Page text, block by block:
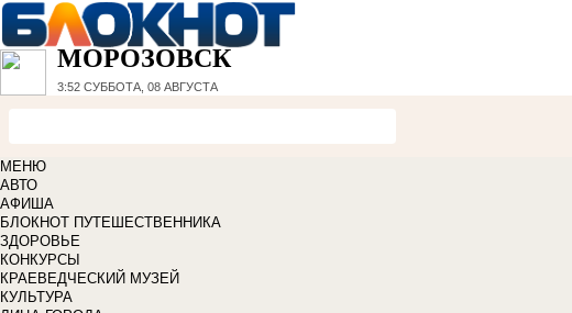
МОРОЗОВСК
3:52 СУББОТА, 08 АВГУСТА
МЕНЮ
АВТО
АФИША
БЛОКНОТ ПУТЕШЕСТВЕННИКА
ЗДОРОВЬЕ
КОНКУРСЫ
КРАЕВЕДЧЕСКИЙ МУЗЕЙ
КУЛЬТУРА